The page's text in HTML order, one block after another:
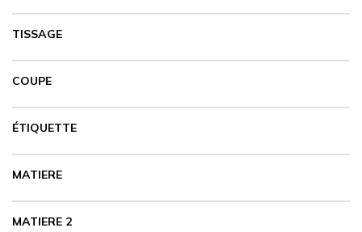
TISSAGE
COUPE
ÉTIQUETTE
MATIERE
MATIERE 2